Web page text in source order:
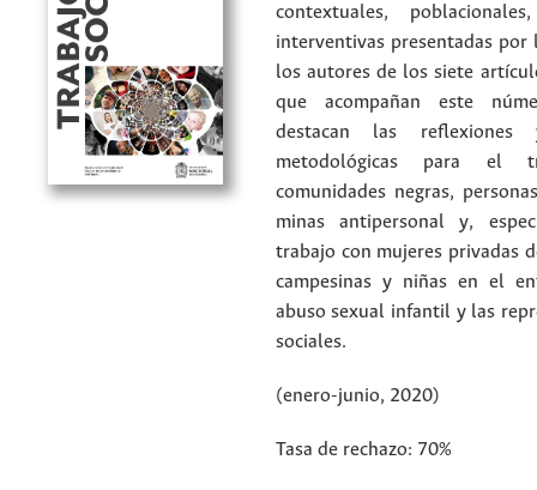
contextuales,
interventivas presentadas por
los autores de los siete
que acompañan este
destacan las reflexiones
metodológicas para el
comunidades negras,
minas antipersonal y,
trabajo con mujeres privadas
campesinas y niñas en el
abuso sexual infantil y las
sociales.
(enero-junio, 2020)
Tasa de rechazo: 70%